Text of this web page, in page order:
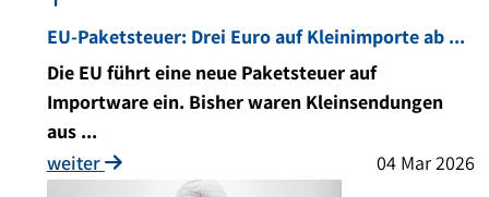
EU-Paketsteuer: Drei Euro auf Kleinimporte ab ...
Die EU führt eine neue Paketsteuer auf
Importware ein. Bisher waren Kleinsendungen
aus ...
weiter
04 Mar 2026